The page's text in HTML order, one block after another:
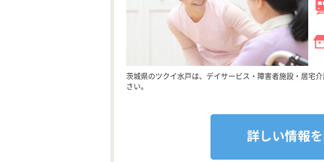
茨城県のツクイ水戸は、デイサービス・障害者施設・居宅
さい。